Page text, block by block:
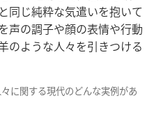
同じ純粋な気遣いを抱いて
声の調子や顔の表情や行動
のような人々を引きつける
に関する現代のどんな実例があ